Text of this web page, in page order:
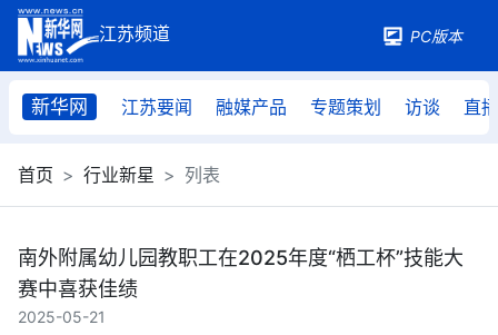
PC版本
新华网 江苏要闻 融媒产品 专题策划 访谈 直播
首页 行业新星 列表
南外附属幼儿园教职工在2025年度“栖工杯”技能大
赛中喜获佳绩
2025-05-21